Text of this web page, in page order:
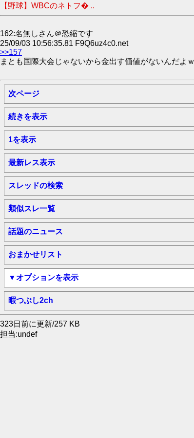
【野球】WBCのネトフ� ..
162:名無しさん＠恐縮です
25/09/03 10:56:35.81 F9Q6uz4c0.net
>>157
まとも国際大会じゃないから金出す価値がないんだよｗ
次ページ
続きを表示
1を表示
最新レス表示
スレッドの検索
類似スレ一覧
話題のニュース
おまかせリスト
▼オプションを表示
暇つぶし2ch
323日前に更新/257 KB
担当:undef